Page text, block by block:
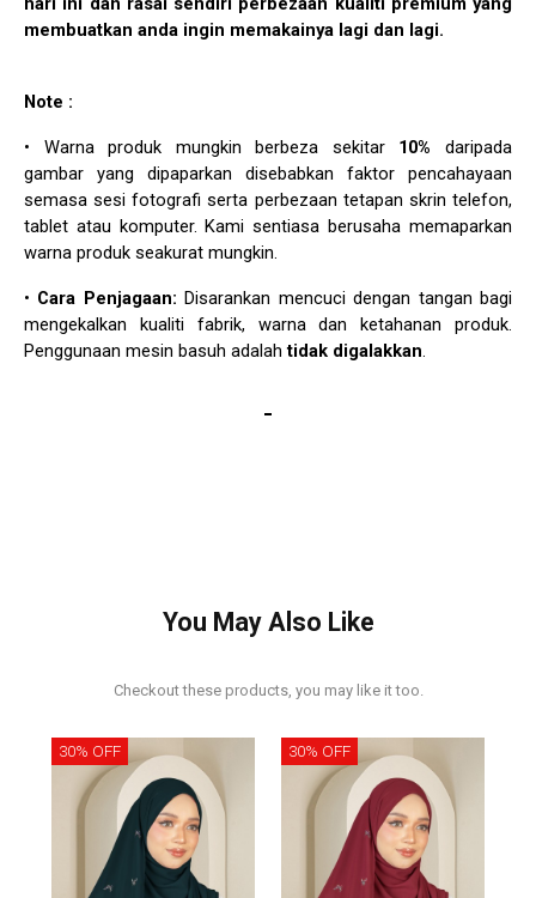
membuatkan anda ingin memakainya lagi dan lagi.
Note :
• Warna produk mungkin berbeza sekitar 10% daripada
gambar yang dipaparkan disebabkan faktor pencahayaan
semasa sesi fotografi serta perbezaan tetapan skrin telefon,
tablet atau komputer. Kami sentiasa berusaha memaparkan
warna produk seakurat mungkin.
• Cara Penjagaan: Disarankan mencuci dengan tangan bagi
mengekalkan kualiti fabrik, warna dan ketahanan produk.
Penggunaan mesin basuh adalahtidak digalakkan.
You May Also Like
Checkout these products, you may like it too.
30% OFF 30% OFF